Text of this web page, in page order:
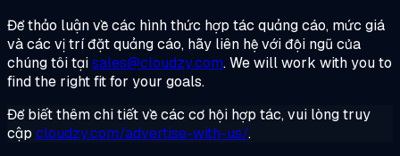
Để thảo luận về các hình thức hợp tác quảng cáo, mức giá
và các vị trí đặt quảng cáo, hãy liên hệ với đội ngũ của
chúng tôi tạisales@cloudzy.com. We will work with you to
find the right fit for your goals.
Để biết thêm chi tiết về các cơ hội hợp tác, vui lòng truy
cập cloudzy.com/advertise-with-us/.